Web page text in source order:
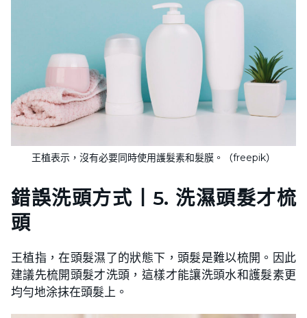
王植表示，沒有必要同時使用護髮素和髮膜。（freepik）
錯誤洗頭方式 丨5. 洗濕頭髮才梳
頭
王植指，在頭髮濕了的狀態下，頭髮是難以梳開。因此
建議先梳開頭髮才洗頭，這樣才能讓洗頭水和護髮素更
均勻地涂抹在頭髮上。